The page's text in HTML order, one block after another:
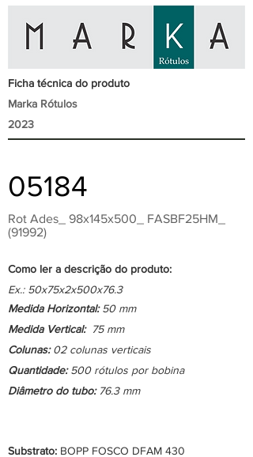
Ficha técnica do produto
Marka Rótulos
2023
05184
Rot Ades_ 98x145x500_ FASBF25HM_
(91992)
Como ler a descrição do produto:
Ex.: 50x75x2x500x76.3
Medida Horizontal:50 mm
Medida Vertical: 75 mm
Colunas:02 colunas verticais
Quantidade:500 rótulos por bobina
Diâmetro do tubo: 76.3 mm
Substrato: BOPP FOSCO DFAM 430